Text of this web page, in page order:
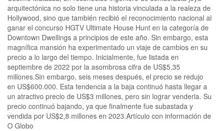
arquitectónica no solo tiene una historia vinculada a la realeza de
Hollywood, sino que también recibió el reconocimiento nacional al
ganar el concurso HGTV Ultimate House Hunt en la categoría de
Downtown Dwellings a principios de este año. Sin embargo, esta
magnífica mansión ha experimentado un viaje de cambios en su
precio a lo largo del tiempo. Inicialmente, fue listada en
septiembre de 2022 por la asombrosa cifra de US$5,35
millones.Sin embargo, seis meses después, el precio se redujo
en US$600.000. Esta tendencia a la baja continuó hasta llegar a
un atractivo precio de US$3 millones, pero sin lograr venderla. Su
precio continuó bajando, ya que finalmente fue subastada y
vendida por US$2,8 millones en 2023.Artículo con información de
O Globo